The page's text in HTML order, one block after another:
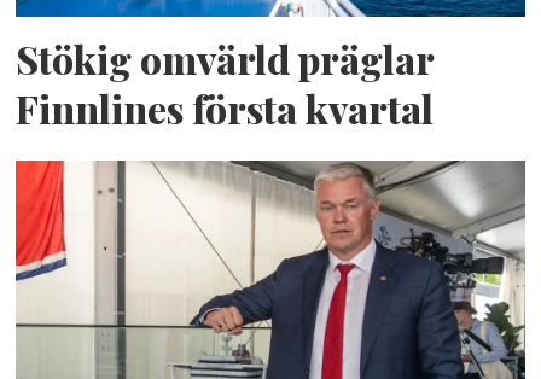
Stökig omvärld präglar
Finnlines första kvartal